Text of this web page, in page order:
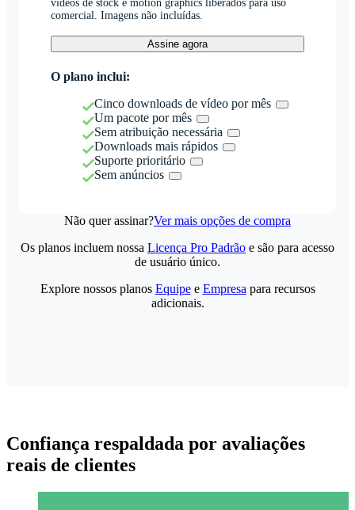
vídeos de stock e motion graphics liberados para uso
comercial. Imagens não incluídas.
Assine agora
O plano inclui:
Cinco downloads de vídeo por mês
Um pacote por mês
Sem atribuição necessária
Downloads mais rápidos
Suporte prioritário
Sem anúncios
Não quer assinar?Ver mais opções de compra
Os planos incluem nossa Licença Pro Padrão e são para acesso
de usuário único.
Explore nossos planos Equipee Empresa para recursos
adicionais.
Confiança respaldada por avaliações
reais de clientes